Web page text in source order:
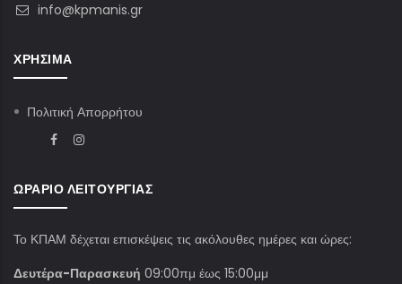
info@kpmanis.gr
ΧΡΉΣΙΜΑ
Πολιτική Απορρήτου
ΩΡΆΡΙΟ ΛΕΙΤΟΥΡΓΊΑΣ
Το ΚΠΑΜ δέχεται επισκέψεις τις ακόλουθες ημέρες και ώρες:
Δευτέρα-Παρασκευή 09:00πμ έως 15:00μμ